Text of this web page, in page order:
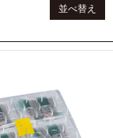
並べ替え